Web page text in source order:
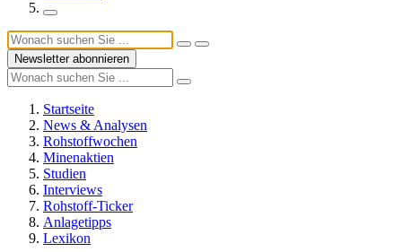
Newsletter abonnieren
Startseite
News & Analysen
Rohstoffwochen
Minenaktien
Studien
Interviews
Rohstoff-Ticker
Anlagetipps
Lexikon